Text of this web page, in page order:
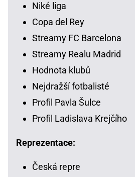
Niké liga
Copa del Rey
Streamy FC Barcelona
Streamy Realu Madrid
Hodnota klubů
Nejdražší fotbalisté
Profil Pavla Šulce
Profil Ladislava Krejčího
Reprezentace:
Česká repre